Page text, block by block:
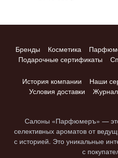
Бренды Косметика
Подарочные сертификаты
История компании Наши
Условия доставки
Журнал
Салоны «Парфюмеръ» —
селективных ароматов от
с историей. Это уникальные
с